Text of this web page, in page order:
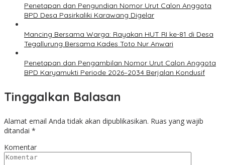
Penetapan dan Pengundian Nomor Urut Calon Anggota
BPD Desa Pasirkaliki Karawang Digelar
Mancing Bersama Warga: Rayakan HUT RI ke-81 di Desa
Tegallurung Bersama Kades Toto Nur Anwari
Penetapan dan Pengambilan Nomor Urut Calon Anggota
BPD Karyamukti Periode 2026–2034 Berjalan Kondusif
Tinggalkan Balasan
Alamat email Anda tidak akan dipublikasikan. Ruas yang wajib
ditandai *
Komentar